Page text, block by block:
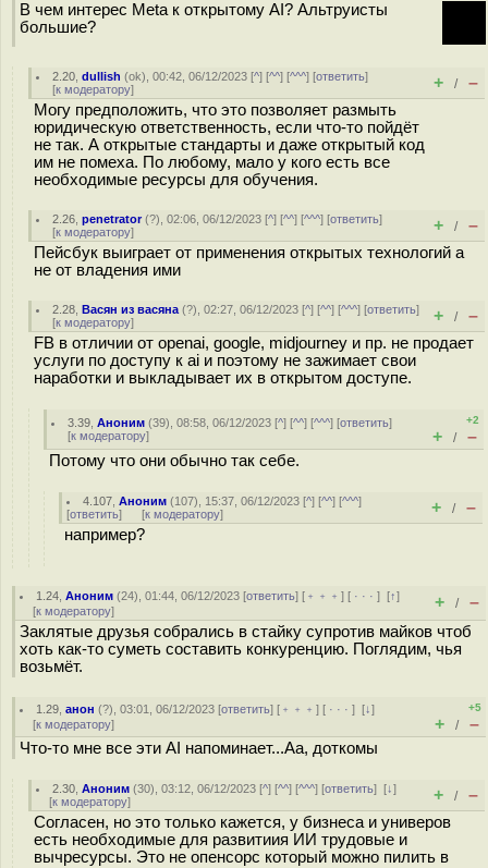
В чем интерес Meta к открытому AI? Альтруисты
большие?
2.20 ,dullish (ok), 00:42, 06/12/2023 [^] [^^] [^^^] [ответить]
[к модератору] + / –
Могу предположить, что это позволяет размыть
юридическую ответственность, если что-то пойдёт
не так. А открытые стандарты и даже открытый код
им не помеха. По любому, мало у кого есть все
необходимые ресурсы для обучения.
2.26 ,penetrator(?), 02:06, 06/12/2023 [^] [^^] [^^^] [ответить]
[к модератору] + / –
Пейсбук выиграет от применения открытых технологий а
не от владения ими
2.28 ,Васян из васяна (?), 02:27, 06/12/2023 [^] [^^] [^^^] [ответить]
[к модератору] + / –
FB в отличии от openai, google, midjourney и пр. не продает
услуги по доступу к ai и поэтому не зажимает свои
наработки и выкладывает их в открытом доступе.
3.39 ,Аноним (39), 08:58, 06/12/2023 [^] [^^] [^^^] [ответить]
[к модератору]
+2
+ / –
Потому что они обычно так себе.
4.107 ,Аноним (107), 15:37, 06/12/2023 [^] [^^] [^^^]
[ответить] [к модератору] + / –
например?
1.24 ,Аноним (24), 01:44, 06/12/2023 [ответить] [ ﹢﹢﹢] [ · · ·][↑]
[к модератору] + / –
Заклятые друзья собрались в стайку супротив майков чтоб
хоть как-то суметь составить конкуренцию. Поглядим, чья
возьмёт.
1.29 ,анон (?), 03:01, 06/12/2023 [ответить] [ ﹢﹢﹢] [ · · ·][↓]
[к модератору]
+5
+ / –
Что-то мне все эти AI напоминает...Аа, доткомы
2.30 ,Аноним (30), 03:12, 06/12/2023 [^] [^^] [^^^] [ответить][↓]
[к модератору] + / –
Согласен, но это только кажется, у бизнеса и универов
есть необходимые для развитиия ИИ трудовые и
вычресурсы. Это не опенсорс который можно пилить в